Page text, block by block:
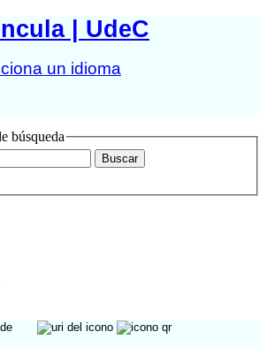
| UdeC
un idioma
búsqueda